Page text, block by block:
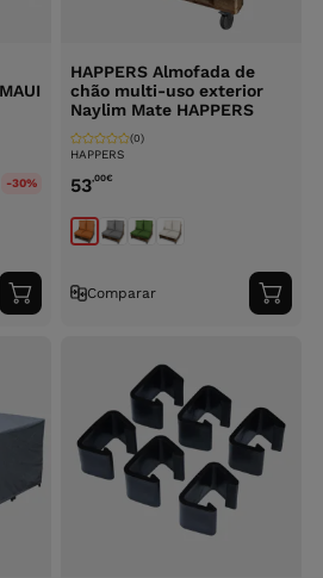
-30%
Adicionar
ao
HAPPERS Almofada de
chão multi-uso exterior
Naylim Mate HAPPERS
HAPPERS
(0)
53,00€
Comparar
ao